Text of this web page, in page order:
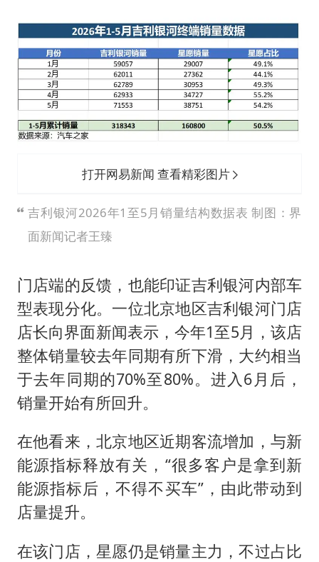
打开网易新闻 查看精彩图片
吉利银河2026年1至5月销量结构数据表 制图：界
面新闻记者王臻
门店端的反馈，也能印证吉利银河内部车
型表现分化。一位北京地区吉利银河门店
店长向界面新闻表示，今年1至5月，该店
整体销量较去年同期有所下滑，大约相当
于去年同期的70%至80%。进入6月后，
销量开始有所回升。
在他看来，北京地区近期客流增加，与新
能源指标释放有关，“很多客户是拿到新
能源指标后，不得不买车”，由此带动到
店量提升。
在该门店，星愿仍是销量主力，不过占比